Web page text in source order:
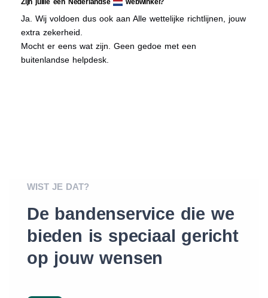
Zijn jullie een Nederlandse webwinkel?
Ja. Wij voldoen dus ook aan Alle wettelijke richtlijnen, jouw
extra zekerheid.
Mocht er eens wat zijn. Geen gedoe met een
buitenlandse helpdesk.
WIST JE DAT?
De bandenservice die we
bieden is speciaal gericht
op jouw wensen